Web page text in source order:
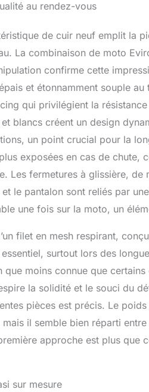
au rendez-vous
de cuir neuf emplit la
La combinaison de moto
confirme cette
et étonnamment souple au
qui privilégient la
blancs créent un design
un point crucial pour la
exposées en cas de chute,
Les fermetures à glissière,
le pantalon sont reliés par
une fois sur la moto, un
filet en mesh respirant,
surtout lors des
moins connue que
la solidité et le souci du
pièces est précis. Le
il semble bien réparti
approche est plus que
sur mesure